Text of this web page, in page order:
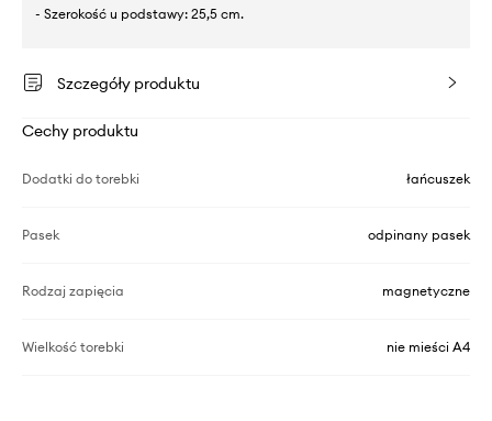
- Szerokość u podstawy: 25,5 cm.
Szczegóły produktu
Cechy produktu
Dodatki do torebki łańcuszek
Pasek odpinany pasek
Rodzaj zapięcia magnetyczne
Wielkość torebki nie mieści A4